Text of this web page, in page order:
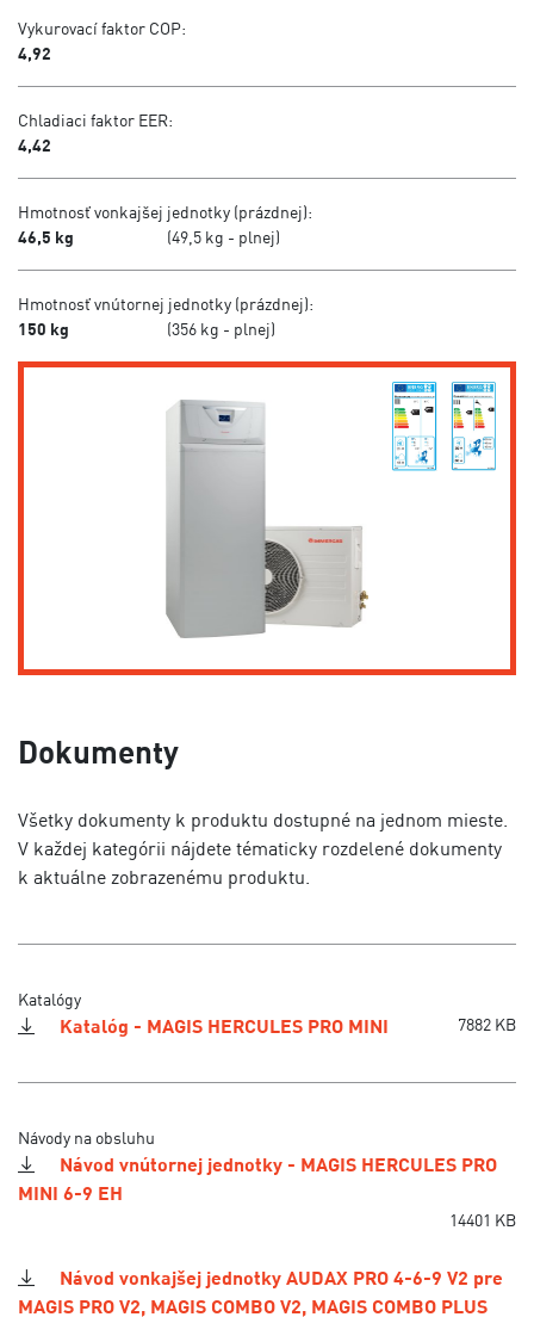
Vykurovací faktor COP:
4,92
Chladiaci faktor EER:
4,42
Hmotnosť vonkajšej jednotky (prázdnej):
46,5 kg
(49,5 kg - plnej)
Hmotnosť vnútornej jednotky (prázdnej):
150 kg
(356 kg - plnej)
Dokumenty
Všetky dokumenty k produktu dostupné na jednom mieste.
V každej kategórii nájdete tématicky rozdelené dokumenty
k aktuálne zobrazenému produktu.
Katalógy
Katalóg - MAGIS HERCULES PRO MINI 7882 KB
Návody na obsluhu
Návod vnútornej jednotky - MAGIS HERCULES PRO
MINI 6-9 EH
14401 KB
Návod vonkajšej jednotky AUDAX PRO 4-6-9 V2 pre
MAGIS PRO V2, MAGIS COMBO V2, MAGIS COMBO PLUS